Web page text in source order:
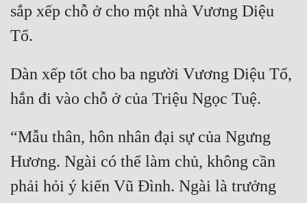
Lịch Sử
Mạt Thế
Mỹ Thực
Ngôn Tình
Ngược
Nữ Cường
sắp xếp chỗ ở cho một nhà Vương Diệu
Dàn xếp tốt cho ba người Vương Diệu Tổ,
“Mẫu thân, hôn nhân đại sự của Ngưng
Hương. Ngài có thể làm chủ, không cần
phải hỏi ý kiến Vũ Đình. Ngài là trưởng